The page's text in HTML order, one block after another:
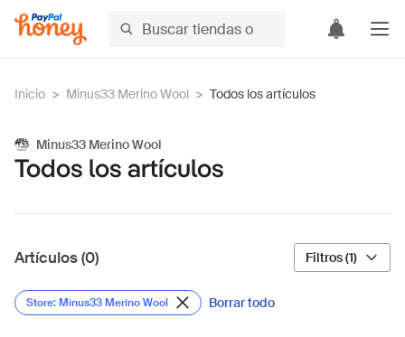
Inicio > Minus33 Merino Wool > Todos los artículos
Minus33 Merino Wool
Todos los artículos
Artículos (0) Filtros (1)
Store: Minus33 Merino Wool Borrar todo